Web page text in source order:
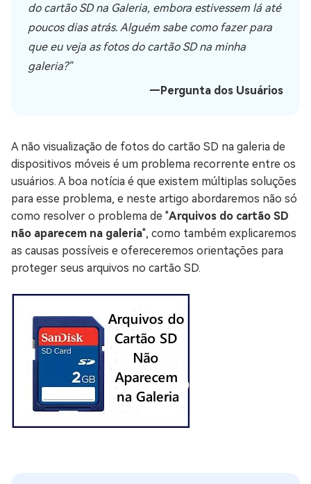
do cartão SD na Galeria, embora estivessem lá até
poucos dias atrás. Alguém sabe como fazer para
que eu veja as fotos do cartão SD na minha
galeria?"
—Pergunta dos Usuários
A não visualização de fotos do cartão SD na galeria de
dispositivos móveis é um problema recorrente entre os
usuários. A boa notícia é que existem múltiplas soluções
para esse problema, e neste artigo abordaremos não só
como resolver o problema de "Arquivos do cartão SD
não aparecem na galeria", como também explicaremos
as causas possíveis e ofereceremos orientações para
proteger seus arquivos no cartão SD.